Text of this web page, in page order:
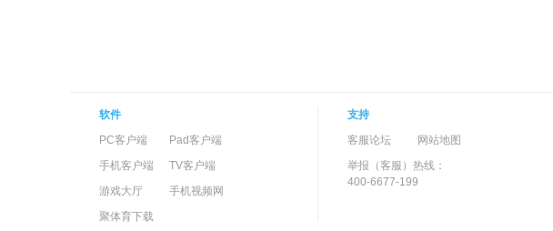
软件
PC客户端
Pad客户端
手机客户端
TV客户端
游戏大厅
手机视频网
聚体育下载
支持
客服论坛
网站地图
举报（客服）热线：
400-6677-199